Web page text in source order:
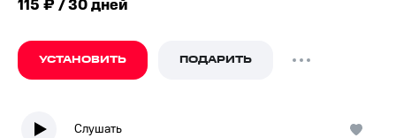
115 ₽ / 30 дней
УСТАНОВИТЬ ПОДАРИТЬ
Слушать